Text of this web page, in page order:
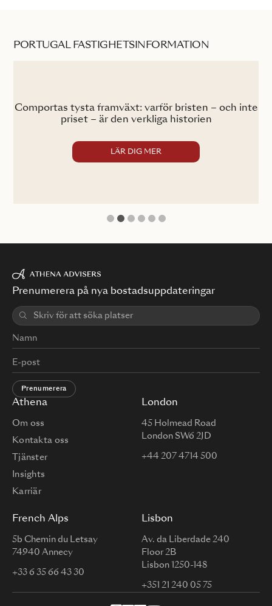
PORTUGAL FASTIGHETSINFORMATION
1 2 3
Comportas tysta framväxt: varför bristen – och inte
priset – är den verkliga historien
LÄR DIG MER
Athena
Om oss
Kontakta oss
Tjänster
Insights
Karriär
London
45 Holmead Road
London SW6 2JD
+44 207 4714 500
French Alps
5b Chemin du Letsay
74940 Annecy
+33 6 35 66 43 30
Lisbon
Av. da Liberdade 240
Floor 2B
Lisbon 1250-148
+351 21 240 05 75
Prenumerera på nya bostadsuppdateringar
Prenumerera